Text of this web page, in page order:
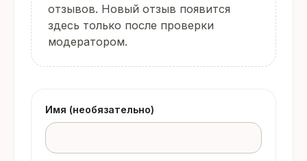
отзывов. Новый отзыв появится
здесь только после проверки
модератором.
Имя (необязательно)